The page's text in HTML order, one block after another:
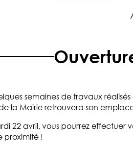
semaines de travaux
la Mairie retrouvera son
22 avril, vous pourrez
proximité !